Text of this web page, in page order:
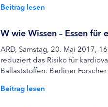
Beitrag lesen
W wie Wissen – Essen für
ARD, Samstag, 20. Mai 2017,
reduziert das Risiko für
Ballaststoffen. Berliner
Beitrag lesen